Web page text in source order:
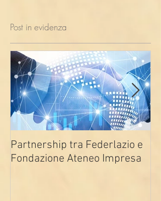
Post in evidenza
Partnership tra Federlazio e
Fondazione Ateneo Impresa